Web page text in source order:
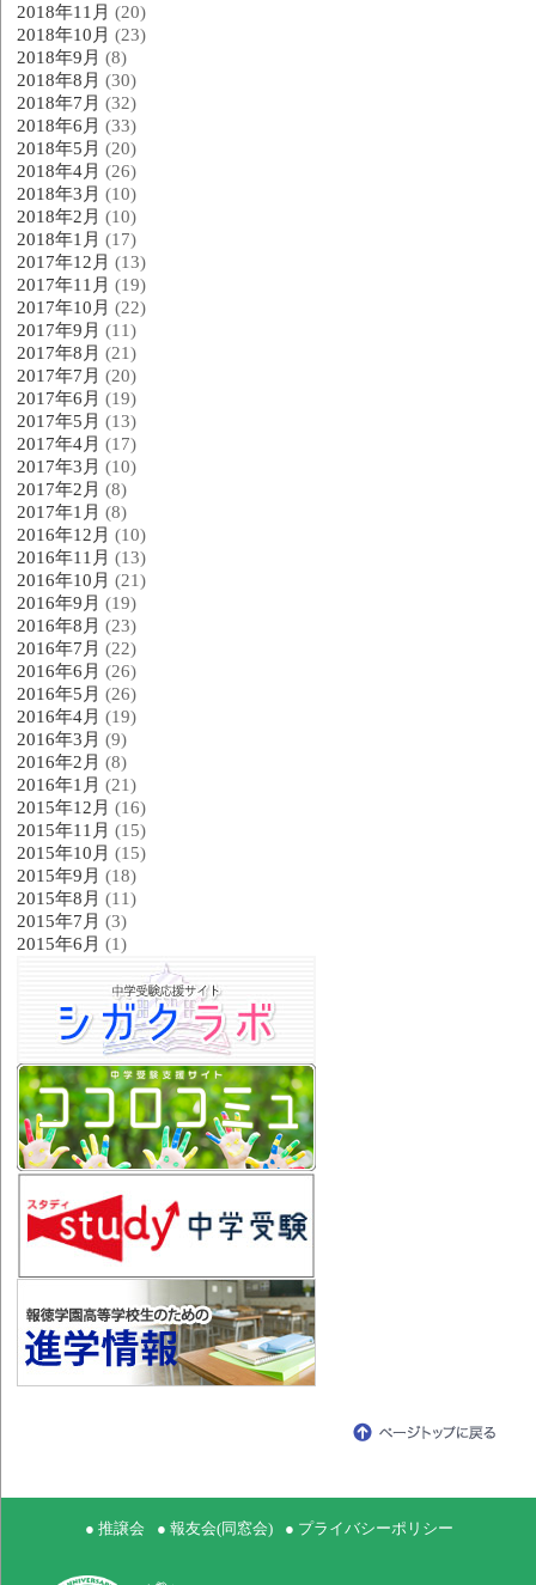
2018年11月 (20)
2018年10月 (23)
2018年9月 (8)
2018年8月 (30)
2018年7月 (32)
2018年6月 (33)
2018年5月 (20)
2018年4月 (26)
2018年3月 (10)
2018年2月 (10)
2018年1月 (17)
2017年12月 (13)
2017年11月 (19)
2017年10月 (22)
2017年9月 (11)
2017年8月 (21)
2017年7月 (20)
2017年6月 (19)
2017年5月 (13)
2017年4月 (17)
2017年3月 (10)
2017年2月 (8)
2017年1月 (8)
2016年12月 (10)
2016年11月 (13)
2016年10月 (21)
2016年9月 (19)
2016年8月 (23)
2016年7月 (22)
2016年6月 (26)
2016年5月 (26)
2016年4月 (19)
2016年3月 (9)
2016年2月 (8)
2016年1月 (21)
2015年12月 (16)
2015年11月 (15)
2015年10月 (15)
2015年9月 (18)
2015年8月 (11)
2015年7月 (3)
2015年6月 (1)
● 推譲会 ● 報友会(同窓会) ● プライバシーポリシー